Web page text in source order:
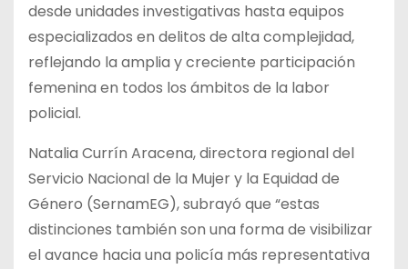
desde unidades investigativas hasta equipos
especializados en delitos de alta complejidad,
reflejando la amplia y creciente participación
femenina en todos los ámbitos de la labor
policial.
Natalia Currín Aracena, directora regional del
Servicio Nacional de la Mujer y la Equidad de
Género (SernamEG), subrayó que “estas
distinciones también son una forma de visibilizar
el avance hacia una policía más representativa